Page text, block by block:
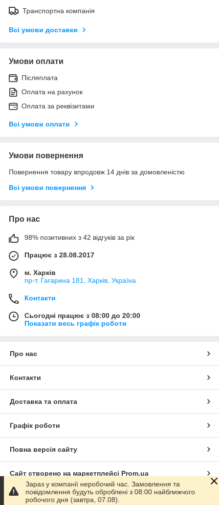
Транспортна компанія
Всі умови доставки
Умови оплати
Післяплата
Оплата на рахунок
Оплата за реквізитами
Всі умови оплати
Умови повернення
Повернення товару впродовж 14 днів за домовленістю
Всі умови повернення
Про нас
98% позитивних з 42 відгуків за рік
Працює з 28.08.2017
м. Харків
пр-т. Гагарина 181, Харків, Україна
Контакти
Сьогодні працює з 08:00 до 20:00
Показати весь графік роботи
Про нас
Контакти
Доставка та оплата
Графік роботи
Повна версія сайту
Сайт створено на маркетплейсі Prom.ua
Політика конфіденційності
Зараз у компанії неробочий час. Замовлення та
повідомлення будуть оброблені з 08:00 найближчого
робочого дня (завтра, 07.08).